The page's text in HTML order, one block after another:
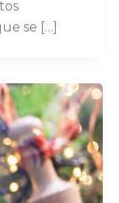
se […]